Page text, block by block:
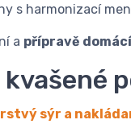
s harmonizací
a přípravě
kvašené
sýr a